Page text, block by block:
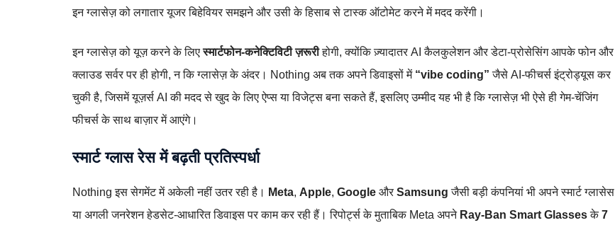
इन ग्लासेज़ को लगातार यूजर बिहेवियर समझने और उसी के हिसाब से टास्क ऑटोमेट करने में मदद करेंगी।
इन ग्लासेज़ को यूज़ करने के लिएस्मार्टफोन‑कनेक्टिविटी ज़रूरीहोगी, क्योंकि ज़्यादातर AI कैलकुलेशन और डेटा‑प्रोसेसिंग आपके फोन और
क्लाउड सर्वर पर ही होगी, न कि ग्लासेज़ के अंदर। Nothing अब तक अपने डिवाइसों में “vibe coding” जैसे AI‑फीचर्स इंट्रोड्यूस कर
चुकी है, जिसमें यूज़र्स AI की मदद से खुद के लिए ऐप्स या विजेट्स बना सकते हैं, इसलिए उम्मीद यह भी है कि ग्लासेज़ भी ऐसे ही गेम‑चेंजिंग
फीचर्स के साथ बाज़ार में आएंगे।
स्मार्ट ग्लास रेस में बढ़ती प्रतिस्पर्धा
Nothing इस सेगमेंट में अकेली नहीं उतर रही है। Meta, Apple, Google और Samsung जैसी बड़ी कंपनियां भी अपने स्मार्ट ग्लासेस
या अगली जनरेशन हेडसेट‑आधारित डिवाइस पर काम कर रही हैं। रिपोर्ट्स के मुताबिक Meta अपने Ray‑Ban Smart Glassesके7